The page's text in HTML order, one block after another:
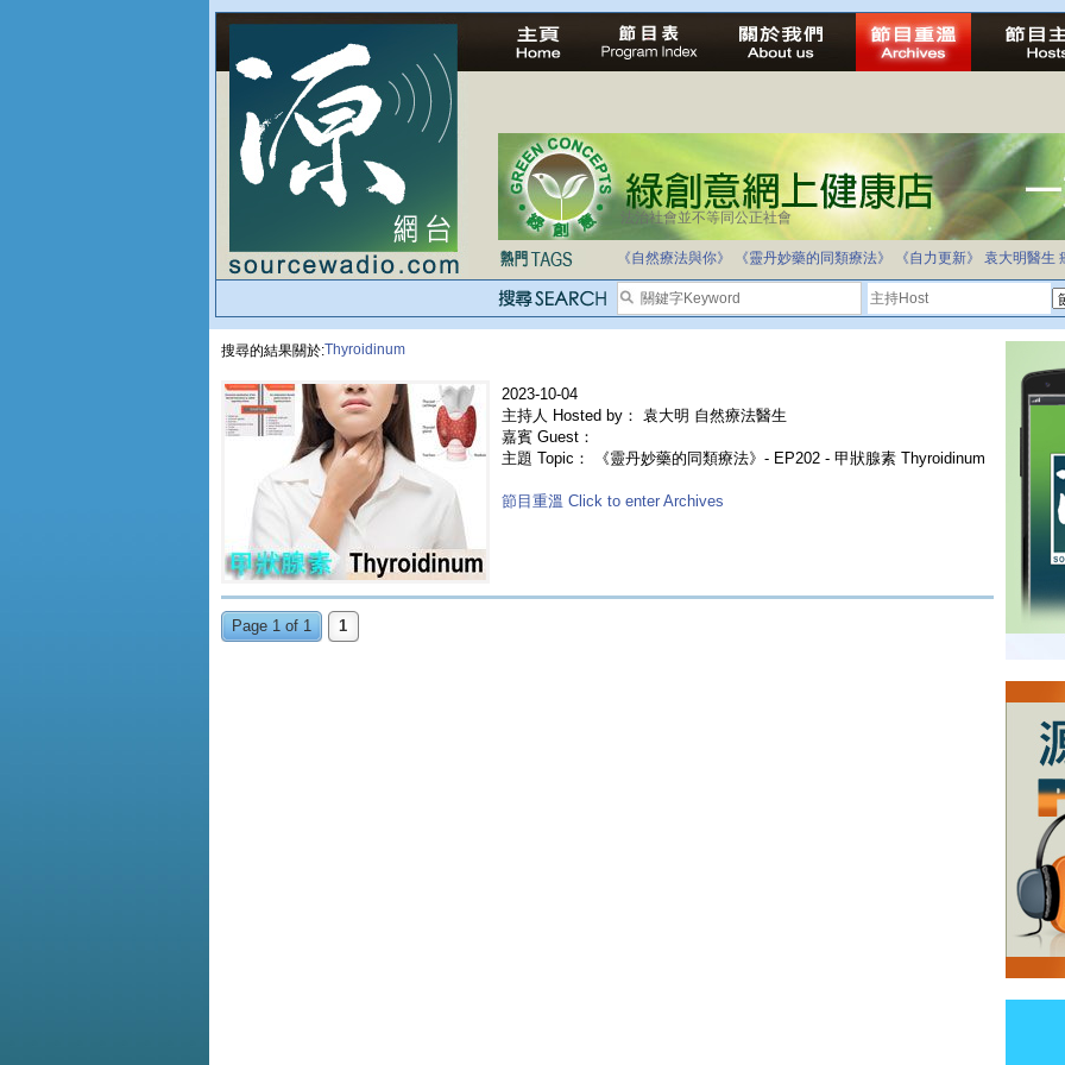
法治社會並不等同公正社會
《自然療法與你》 《靈丹妙藥的同類療法》 《自力更新》 袁大明醫生
搜尋的結果關於:Thyroidinum
2023-10-04
主持人 Hosted by： 袁大明 自然療法醫生
嘉賓 Guest：
主題 Topic： 《靈丹妙藥的同類療法》- EP202 - 甲狀腺素 Thyroidinum
節目重溫 Click to enter Archives
Page 1 of 1 1